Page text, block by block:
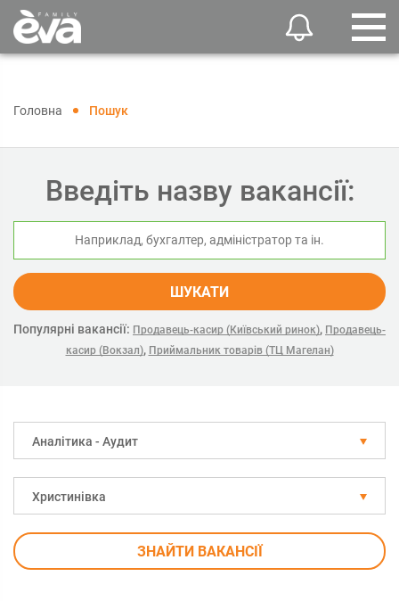
Головна Пошук
Введіть назву вакансії:
ШУКАТИ
Популярні вакансії: Продавець-касир (Київський ринок), Продавець-
касир (Вокзал), Приймальник товарів (ТЦ Магелан)
Аналітика - Аудит
Христинівка
ЗНАЙТИ ВАКАНСІЇ